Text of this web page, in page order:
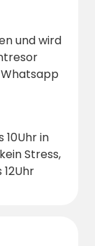
puro:
en
los
Una
volver,
und wird
10Uhr in
Stress,